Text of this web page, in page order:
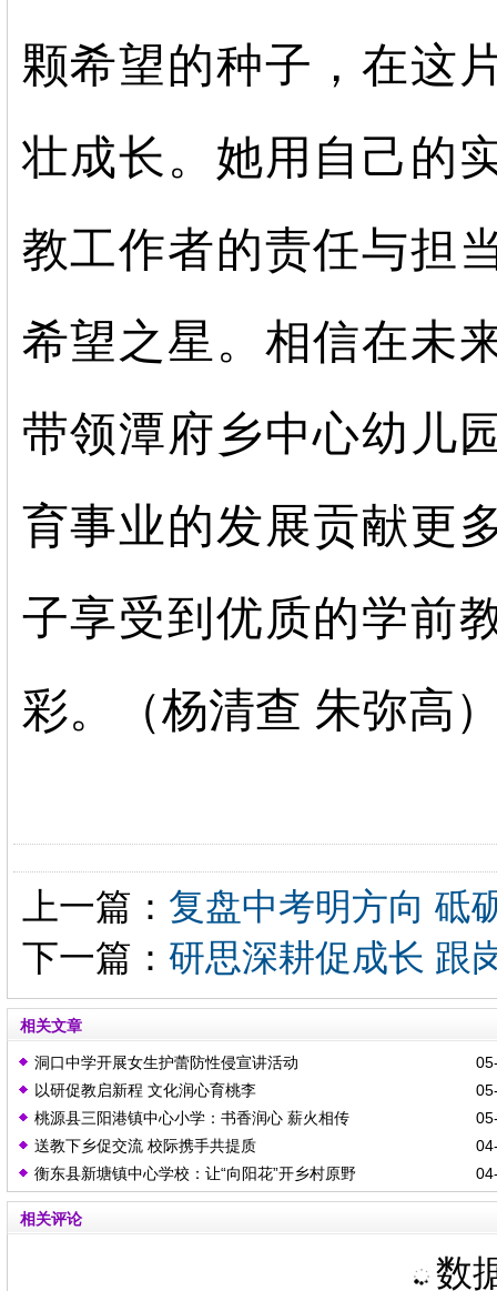
颗希望的种子，在这
壮成长。她用自己的
教工作者的责任与担
希望之星。相信在未
带领潭府乡中心幼儿
育事业的发展贡献更
子享受到优质的学前
彩。（杨清查 朱弥高
上一篇： 复盘中考明方向 砥
下一篇： 研思深耕促成长 跟
相关文章
洞口中学开展女生护蕾防性侵宣讲活动
以研促教启新程 文化润心育桃李
桃源县三阳港镇中心小学：书香润心 薪火相传
送教下乡促交流 校际携手共提质
衡东县新塘镇中心学校：让“向阳花”开乡村原野
相关评论
数